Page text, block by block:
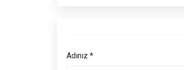
Adınız *